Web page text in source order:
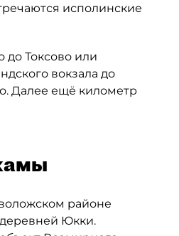
исполинские
до Токсово или
вокзала до
Далее ещё километр
районе
Юкки.